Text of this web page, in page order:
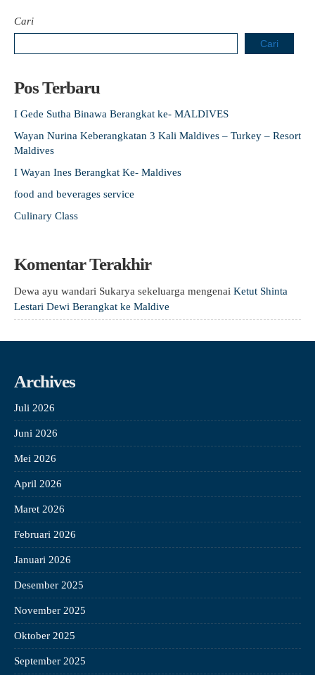
Cari
Cari
Pos Terbaru
I Gede Sutha Binawa Berangkat ke- MALDIVES
Wayan Nurina Keberangkatan 3 Kali Maldives – Turkey – Resort
Maldives
I Wayan Ines Berangkat Ke- Maldives
food and beverages service
Culinary Class
Komentar Terakhir
Dewa ayu wandari Sukarya sekeluarga mengenai Ketut Shinta
Lestari Dewi Berangkat ke Maldive
Archives
Juli 2026
Juni 2026
Mei 2026
April 2026
Maret 2026
Februari 2026
Januari 2026
Desember 2025
November 2025
Oktober 2025
September 2025